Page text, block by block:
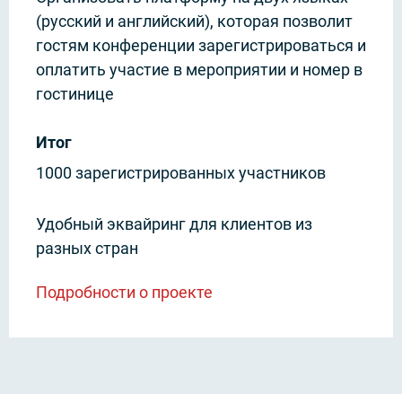
(русский и английский), которая позволит
гостям конференции зарегистрироваться и
оплатить участие в мероприятии и номер в
гостинице
Итог
1000 зарегистрированных участников
Удобный эквайринг для клиентов из
разных стран
Подробности о проекте